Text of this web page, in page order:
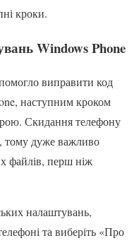
кроки.
Windows Phone
виправити код
наступним кроком
Скидання телефону
тому дуже важливо
файлів, перш ніж
налаштувань,
та виберіть «Про